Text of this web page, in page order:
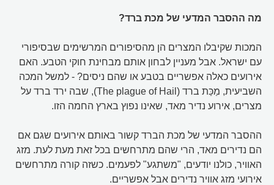
מה ההסבר המדעי של מכת ברד?
המכות שקיבלו המצרים הן מהסיפורים המרשימים שבסיפורי
עם ישראל. אבל מעניין לבחון אותם מבחינת חוקי הטבע. האם
אירועים כאלה אפשריים בטבע או שהם ניסים? - למשל המכה
השביעית, מַכַּת ברד (The plague of Hail), שבה ירד ברד על
מצרים, אירוע נדיר מאד, שאינו נפוץ בארץ החמה הזו.
ההסבר המדעי של מכת הברד קשור באותם אירועים שגם אם
הם נדירים מאד, הרי שהם מתרחשים בכל זאת מעת לעת. מזג
האוויר, כולנו יודעים, "משתגע" לפעמים. כשזה קורה מתרחשים
אירועי מזג אוויר נדירים אבל אפשריים.